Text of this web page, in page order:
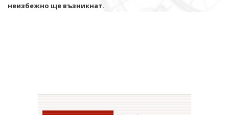
неизбежно ще възникнат.